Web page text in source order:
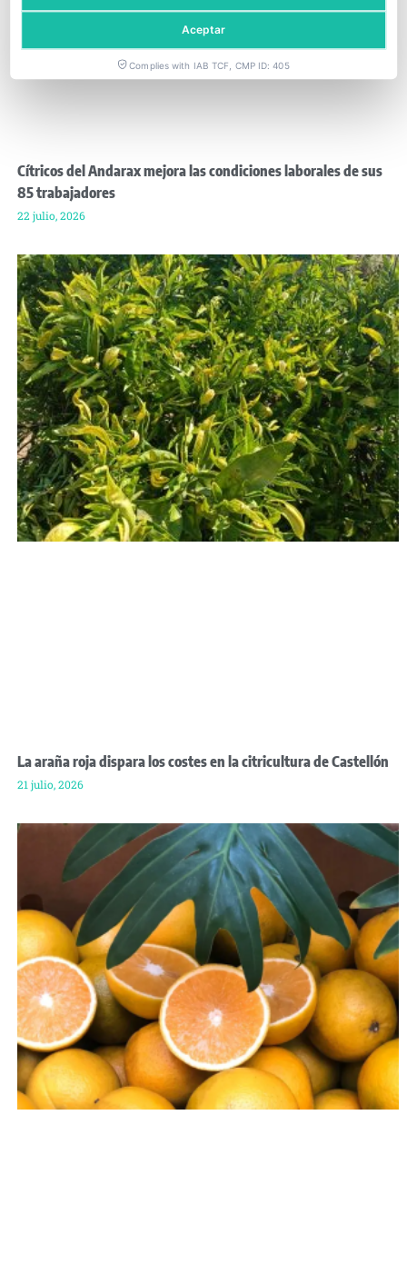
Cítricos del Andarax mejora las condiciones laborales de sus
85 trabajadores
22 julio, 2026
La araña roja dispara los costes en la citricultura de Castellón
21 julio, 2026
Aceptar
Complies with IAB TCF, CMP ID: 405